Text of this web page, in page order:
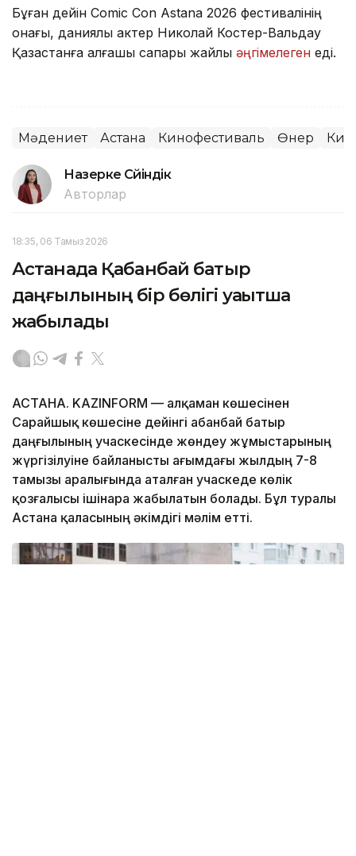
Бұған дейін Comic Con Astana 2026 фестивалінің
қонағы, даниялық актер Николай Костер-Вальдау
Қазақстанға алғашқы сапары жайлы әңгімелеген еді.
Мәдениет Астана Кинофестиваль Өнер
Назерке Сүйіндік
Авторлар
18:35, 06 Тамыз 2026
Астанада Қабанбай батыр
даңғылының бір бөлігі уақытша
жабылады
АСТАНА. KAZINFORM — Қалқаман көшесінен
Сарайшық көшесіне дейінгі Қабанбай батыр
даңғылының учаскесінде жөндеу жұмыстарының
жүргізілуіне байланысты ағымдағы жылдың 7-8
тамызы аралығында аталған учаскеде көлік
қозғалысы ішінара жабылатын болады. Бұл туралы
Астана қаласының әкімдігі мәлім етті.